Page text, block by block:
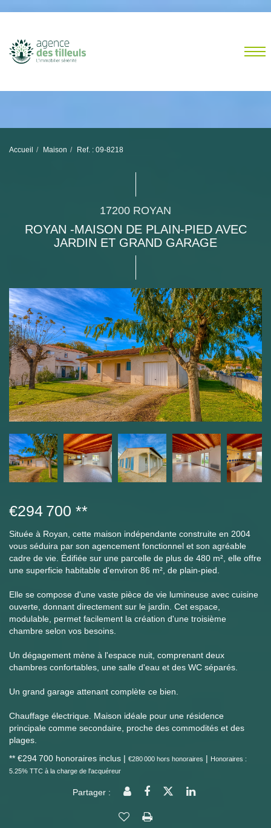
Accueil Maison Ref. : 09-8218
17200 ROYAN
ROYAN -MAISON DE PLAIN-PIED AVEC
JARDIN ET GRAND GARAGE
€294 700 **
Située à Royan, cette maison indépendante construite en 2004
vous séduira par son agencement fonctionnel et son agréable
cadre de vie. Édifiée sur une parcelle de plus de 480 m², elle offre
une superficie habitable d'environ 86 m², de plain-pied.
Elle se compose d'une vaste pièce de vie lumineuse avec cuisine
ouverte, donnant directement sur le jardin. Cet espace,
modulable, permet facilement la création d'une troisième
chambre selon vos besoins.
Un dégagement mène à l'espace nuit, comprenant deux
chambres confortables, une salle d'eau et des WC séparés.
Un grand garage attenant complète ce bien.
Chauffage électrique. Maison idéale pour une résidence
principale comme secondaire, proche des commodités et des
plages.
** €294 700 honoraires inclus | €280 000 hors honoraires | Honoraires :
5.25% TTC à la charge de l'acquéreur
Partager :